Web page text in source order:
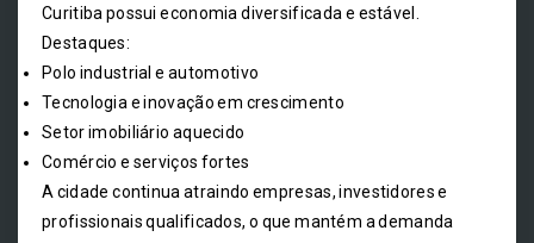
Curitiba possui economia diversificada e estável.
Destaques:
Polo industrial e automotivo
Tecnologia e inovação em crescimento
Setor imobiliário aquecido
Comércio e serviços fortes
A cidade continua atraindo empresas, investidores e
profissionais qualificados, o que mantém a demanda